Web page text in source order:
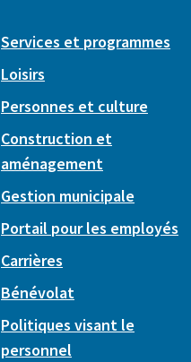
Services et programmes
Loisirs
Personnes et culture
Construction et
aménagement
Gestion municipale
Portail pour les employés
Carrières
Bénévolat
Politiques visant le
personnel